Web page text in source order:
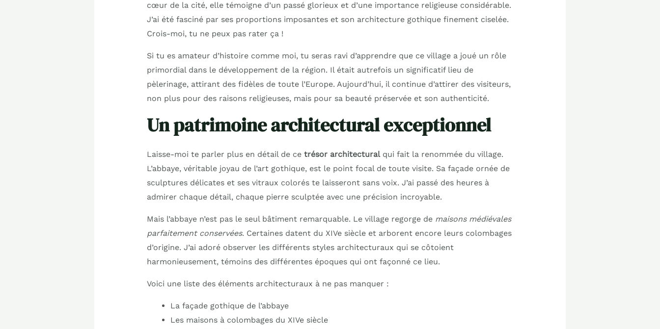
cœur de la cité, elle témoigne d’un passé glorieux et d’une importance religieuse considérable.
J’ai été fasciné par ses proportions imposantes et son architecture gothique finement ciselée.
Crois-moi, tu ne peux pas rater ça !
Si tu es amateur d’histoire comme moi, tu seras ravi d’apprendre que ce village a joué un rôle
primordial dans le développement de la région. Il était autrefois un significatif lieu de
pèlerinage, attirant des fidèles de toute l’Europe. Aujourd’hui, il continue d’attirer des visiteurs,
non plus pour des raisons religieuses, mais pour sa beauté préservée et son authenticité.
Un patrimoine architectural exceptionnel
Laisse-moi te parler plus en détail de ce trésor architecturalqui fait la renommée du village.
L’abbaye, véritable joyau de l’art gothique, est le point focal de toute visite. Sa façade ornée de
sculptures délicates et ses vitraux colorés te laisseront sans voix. J’ai passé des heures à
admirer chaque détail, chaque pierre sculptée avec une précision incroyable.
Mais l’abbaye n’est pas le seul bâtiment remarquable. Le village regorge de maisons médiévales
parfaitement conservées. Certaines datent du XIVe siècle et arborent encore leurs colombages
d’origine. J’ai adoré observer les différents styles architecturaux qui se côtoient
harmonieusement, témoins des différentes époques qui ont façonné ce lieu.
Voici une liste des éléments architecturaux à ne pas manquer :
La façade gothique de l’abbaye
Les maisons à colombages du XIVe siècle